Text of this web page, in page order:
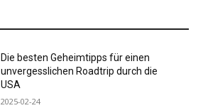
Die besten Geheimtipps für einen
unvergesslichen Roadtrip durch die
USA
2025-02-24